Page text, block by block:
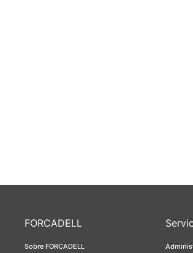
FORCADELL
Sobre FORCADELL